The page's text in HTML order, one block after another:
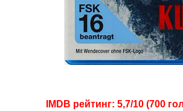
IMDB рейтинг: 5,7/10 (700